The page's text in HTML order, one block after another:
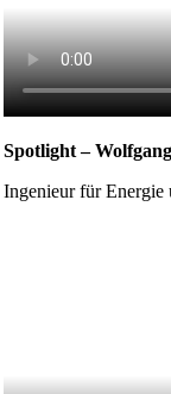
Spotlight –
Ingenieur für